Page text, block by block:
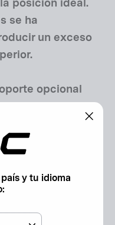
se ha
un exceso
opcional
y Wahoo,
para añadir
cámara, etc.).
and ICS
y tu idioma